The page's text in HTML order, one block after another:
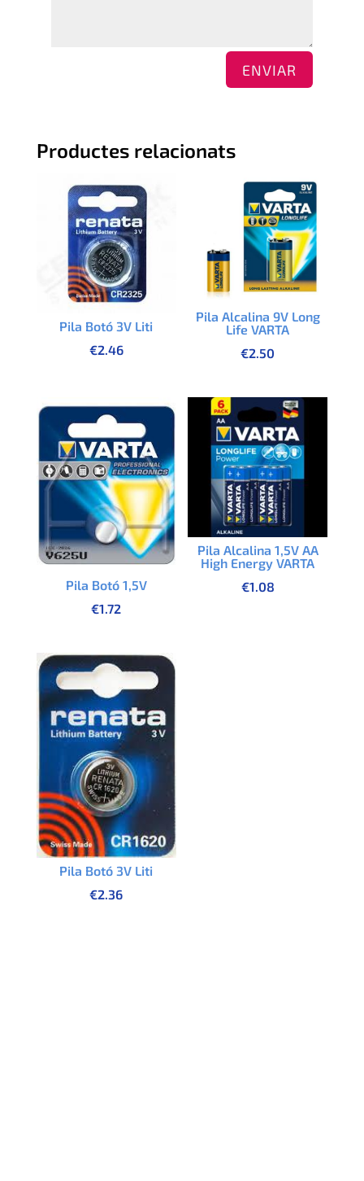
ENVIAR
Productes relacionats
Pila Botó 3V Liti
€2.46
Pila Alcalina 9V Long
Life VARTA
€2.50
Pila Botó 1,5V
€1.72
Pila Alcalina 1,5V AA
High Energy VARTA
€1.08
Pila Botó 3V Liti
€2.36